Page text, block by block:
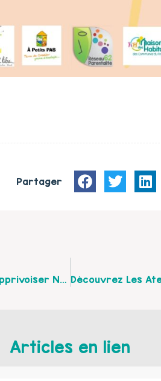
Partager
Les Acteurs D’Etaples Proposent « 10 Jours Pour Apprivoiser Nos Écrans » Du 2 Au 12 Novembre 2022 !
Articles en lien